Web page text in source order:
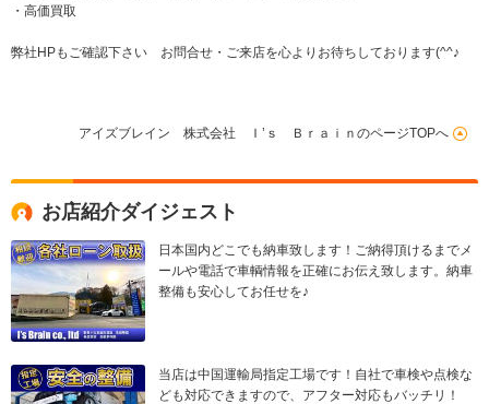
・高価買取
弊社HPもご確認下さい お問合せ・ご来店を心よりお待ちしております(^^♪
アイズブレイン 株式会社 Ｉ’ｓ ＢｒａｉｎのページTOPへ
お店紹介ダイジェスト
日本国内どこでも納車致します！ご納得頂けるまでメ
ールや電話で車輌情報を正確にお伝え致します。納車
整備も安心してお任せを♪
当店は中国運輸局指定工場です！自社で車検や点検な
ども対応できますので、アフター対応もバッチリ！